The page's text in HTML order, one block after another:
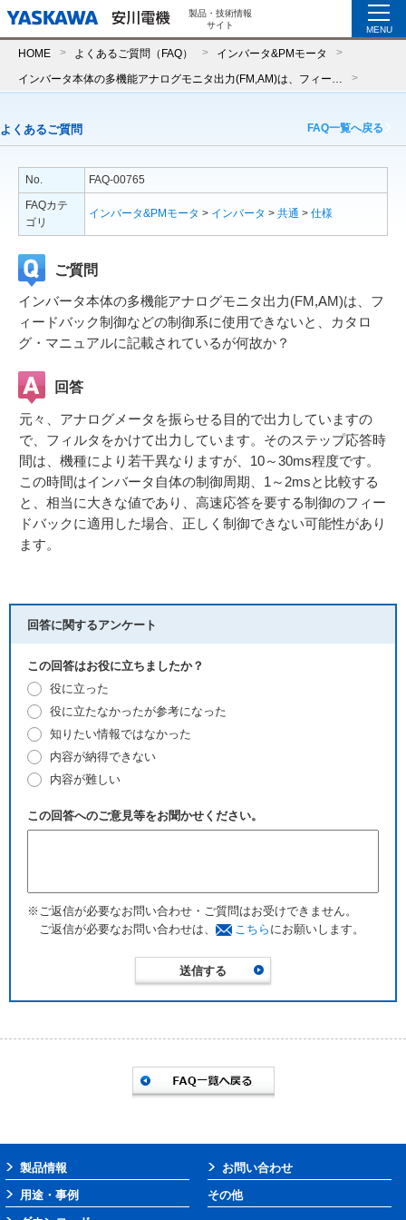
製品・技術情報
サイト
MENU
HOME よくあるご質問（FAQ） インバータ&PMモータ
よくあるご質問 FAQ一覧へ戻る
No.
FAQ-00765
FAQカテ
ゴリ
インバータ&PMモータ > インバータ > 共通 > 仕様
ご質問
インバータ本体の多機能アナログモニタ出力(FM,AM)は、フ
ィードバック制御などの制御系に使用できないと、カタロ
グ・マニュアルに記載されているが何故か？
回答
元々、アナログメータを振らせる目的で出力していますの
で、フィルタをかけて出力しています。そのステップ応答時
間は、機種により若干異なりますが、10～30ms程度です。
この時間はインバータ自体の制御周期、1～2msと比較する
と、相当に大きな値であり、高速応答を要する制御のフィー
ドバックに適用した場合、正しく制御できない可能性があり
ます。
回答に関するアンケート
この回答はお役に立ちましたか？
役に立った
役に立たなかったが参考になった
知りたい情報ではなかった
内容が納得できない
内容が難しい
この回答へのご意見等をお聞かせください。
※ご返信が必要なお問い合わせ・ご質問はお受けできません。
ご返信が必要なお問い合わせは、
こちら にお願いします。
製品情報
用途・事例
お問い合わせ
その他